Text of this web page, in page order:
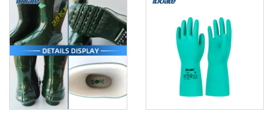
تجهیزات حفاظت فردی
الکتریکی (PPE) مطابق با
استاندارد ASTM
پیشرفته